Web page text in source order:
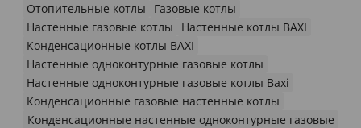
Отопительные котлы
Газовые котлы
Настенные газовые котлы
Настенные котлы BAXI
Конденсационные котлы BAXI
Настенные одноконтурные газовые котлы
Настенные одноконтурные газовые котлы Baxi
Конденсационные газовые настенные котлы
Конденсационные настенные одноконтурные газовые